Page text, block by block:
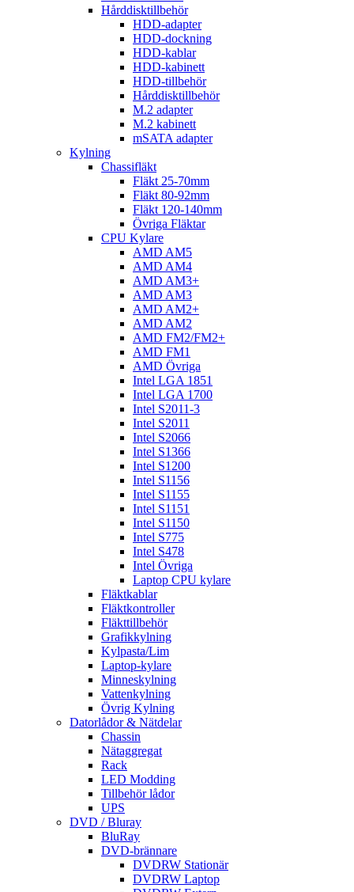
Hårddisktillbehör
HDD-adapter
HDD-dockning
HDD-kablar
HDD-kabinett
HDD-tillbehör
Hårddisktillbehör
M.2 adapter
M.2 kabinett
mSATA adapter
Kylning
Chassifläkt
Fläkt 25-70mm
Fläkt 80-92mm
Fläkt 120-140mm
Övriga Fläktar
CPU Kylare
AMD AM5
AMD AM4
AMD AM3+
AMD AM3
AMD AM2+
AMD AM2
AMD FM2/FM2+
AMD FM1
AMD Övriga
Intel LGA 1851
Intel LGA 1700
Intel S2011-3
Intel S2011
Intel S2066
Intel S1366
Intel S1200
Intel S1156
Intel S1155
Intel S1151
Intel S1150
Intel S775
Intel S478
Intel Övriga
Laptop CPU kylare
Fläktkablar
Fläktkontroller
Fläkttillbehör
Grafikkylning
Kylpasta/Lim
Laptop-kylare
Minneskylning
Vattenkylning
Övrig Kylning
Datorlådor & Nätdelar
Chassin
Nätaggregat
Rack
LED Modding
Tillbehör lådor
UPS
DVD / Bluray
BluRay
DVD-brännare
DVDRW Stationär
DVDRW Laptop